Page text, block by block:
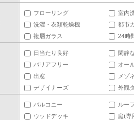
フローリング
室内
洗濯・衣類乾燥機
都市
複層ガラス
24時
日当たり良好
閑静
バリアフリー
オー
出窓
メゾ
デザイナーズ
外観
バルコニー
ルー
ウッドデッキ
庭(専